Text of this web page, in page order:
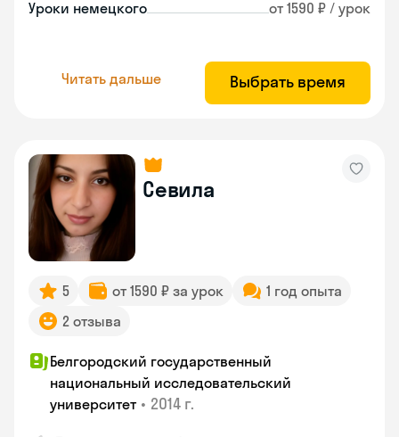
Уроки немецкого от 1590 ₽ / урок
Читать дальше Выбрать время
Севила
5 от 1590 ₽ за урок
1 год опыта
2 отзыва
Белгородский государственный
национальный исследовательский
университет • 2014 г.